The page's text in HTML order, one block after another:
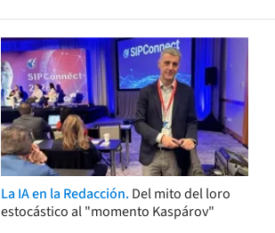
La IA en la Redacción. Del mito del loro
estocástico al "momento Kaspárov"